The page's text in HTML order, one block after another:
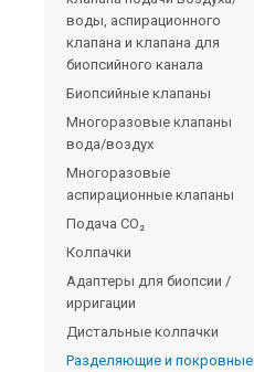
воды, аспирационного
клапана и клапана для
биопсийного канала
Биопсийные клапаны
Многоразовые клапаны
вода/воздух
Многоразовые
аспирационные клапаны
Подача CO₂
Колпачки
Адаптеры для биопсии /
ирригации
Дистальные колпачки
Разделяющие и покровные